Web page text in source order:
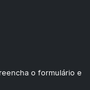
o formulário e